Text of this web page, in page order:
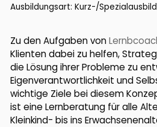
Ausbildungsart: Kurz-/
Zu den Aufgaben von
Klienten dabei zu helfen,
die Lösung ihrer Probleme zu
Eigenverantwortlichkeit und
wichtige Ziele bei diesem
ist eine Lernberatung für alle
Kleinkind- bis ins